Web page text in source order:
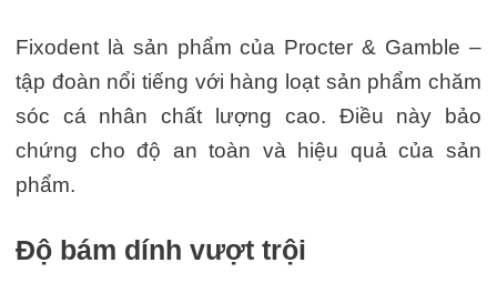
Fixodent là sản phẩm của Procter & Gamble –
tập đoàn nổi tiếng với hàng loạt sản phẩm chăm
sóc cá nhân chất lượng cao. Điều này bảo
chứng cho độ an toàn và hiệu quả của sản
phẩm.
Độ bám dính vượt trội